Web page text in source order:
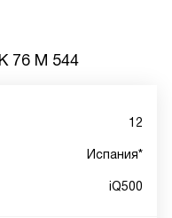
76 M 544
12
Испания*
iQ500